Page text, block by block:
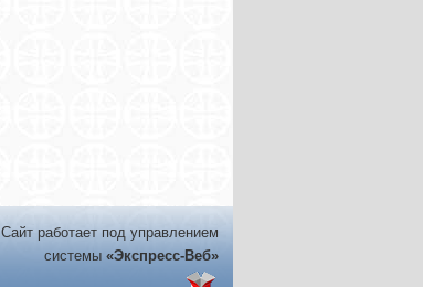
Сайт работает под управлением
системы «Экспресс-Веб»